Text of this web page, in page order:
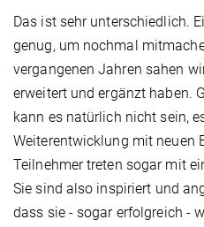
Das ist sehr unterschiedlich.
genug, um nochmal
vergangenen Jahren sahen
erweitert und ergänzt haben.
kann es natürlich nicht sein,
Weiterentwicklung mit neuen
Teilnehmer treten sogar mit
Sie sind also inspiriert und
dass sie - sogar erfolgreich -